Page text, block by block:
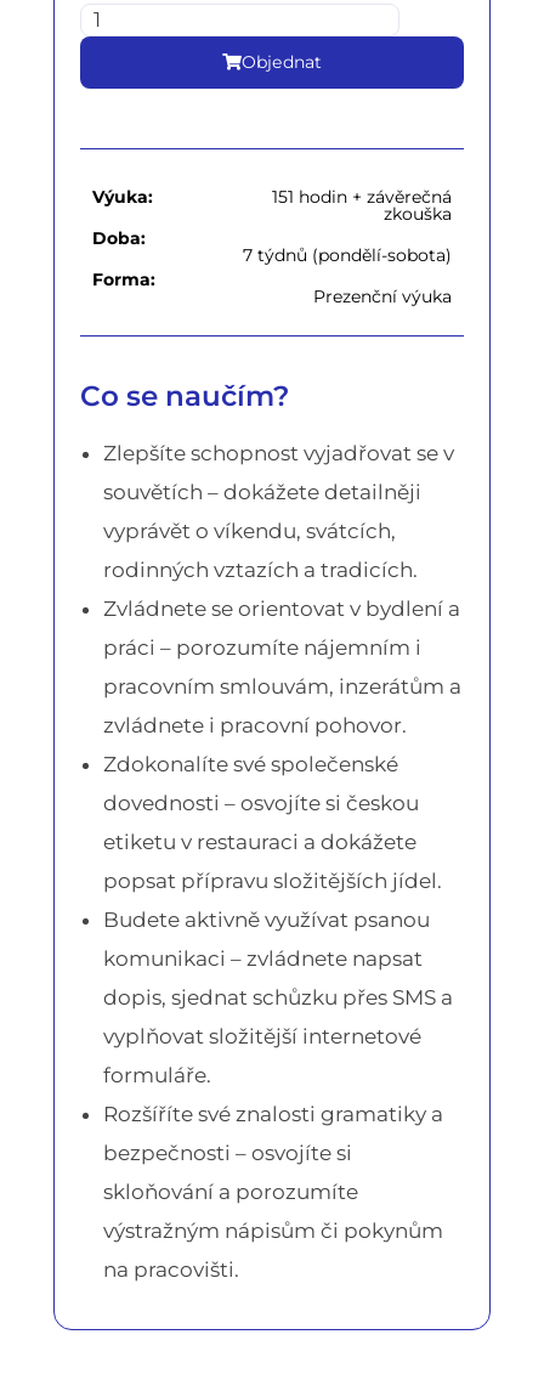
Objednat
Výuka:
Doba:
Forma:
151 hodin + závěrečná
zkouška
7 týdnů (pondělí-sobota)
Prezenční výuka
Co se naučím?
Zlepšíte schopnost vyjadřovat se v
souvětích – dokážete detailněji
vyprávět o víkendu, svátcích,
rodinných vztazích a tradicích.
Zvládnete se orientovat v bydlení a
práci – porozumíte nájemním i
pracovním smlouvám, inzerátům a
zvládnete i pracovní pohovor.
Zdokonalíte své společenské
dovednosti – osvojíte si českou
etiketu v restauraci a dokážete
popsat přípravu složitějších jídel.
Budete aktivně využívat psanou
komunikaci – zvládnete napsat
dopis, sjednat schůzku přes SMS a
vyplňovat složitější internetové
formuláře.
Rozšíříte své znalosti gramatiky a
bezpečnosti – osvojíte si
skloňování a porozumíte
výstražným nápisům či pokynům
na pracovišti.